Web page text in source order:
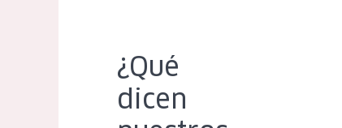
¿Qué
dicen